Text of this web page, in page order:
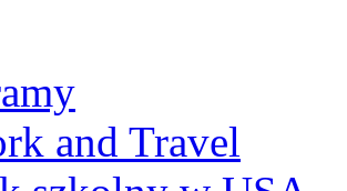
and Travel